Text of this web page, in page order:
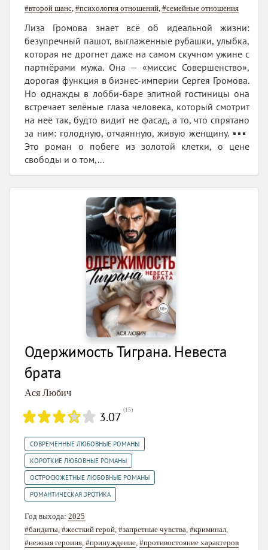
#второй шанс #психология отношений #семейные отношения
Лиза Громова знает всё об идеальной жизни:
безупречный пашот, выглаженные рубашки, улыбка,
которая не дрогнет даже на самом скучном ужине с
партнёрами мужа. Она — «миссис Совершенство»,
дорогая функция в бизнес-империи Сергея Громова.
Но однажды в лобби-баре элитной гостиницы она
встречает зелёные глаза человека, который смотрит
на неё так, будто видит не фасад, а то, что спрятано
за ним: голодную, отчаянную, живую женщину. ▪️▪️▪️
Это роман о побеге из золотой клетки, о цене
свободы и о том,...
Одержимость Тиграна. Невеста
брата
Ася Любич
3.07 (15)
СОВРЕМЕННЫЕ ЛЮБОВНЫЕ РОМАНЫ
КОРОТКИЕ ЛЮБОВНЫЕ РОМАНЫ
ОСТРОСЮЖЕТНЫЕ ЛЮБОВНЫЕ РОМАНЫ
РОМАНТИЧЕСКАЯ ЭРОТИКА
Год выхода: 2025
#бандиты, #жесткий герой, #запретные чувства, #криминал,
#нежная героиня, #принуждение, #противостояние характеров